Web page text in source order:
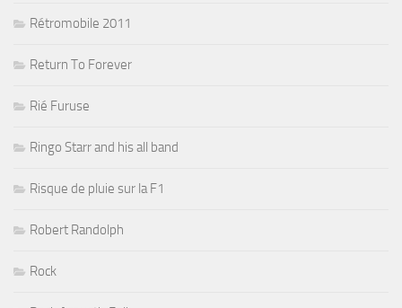
Rétromobile 2011
Return To Forever
Rié Furuse
Ringo Starr and his all band
Risque de pluie sur la F1
Robert Randolph
Rock